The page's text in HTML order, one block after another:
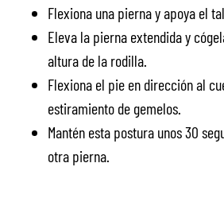
Flexiona una pierna y apoya el
Eleva la pierna extendida y
altura de la rodilla.
Flexiona el pie en dirección al
estiramiento de gemelos.
Mantén esta postura unos 30
otra pierna.